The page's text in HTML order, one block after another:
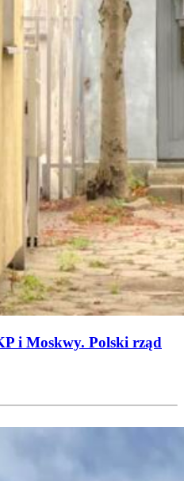
i Moskwy. Polski rząd